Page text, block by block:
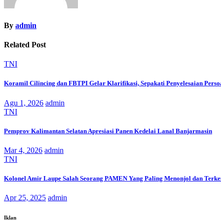
By admin
Related Post
TNI
Koramil Cilincing dan FBTPI Gelar Klarifikasi, Sepakati Penyelesaian
Agu 1, 2026 admin
TNI
Pemprov Kalimantan Selatan Apresiasi Panen Kedelai Lanal Banjarmasin
Mar 4, 2026 admin
TNI
Kolonel Amir Laupe Salah Seorang PAMEN Yang Paling Menonjol dan
Apr 25, 2025 admin
Iklan